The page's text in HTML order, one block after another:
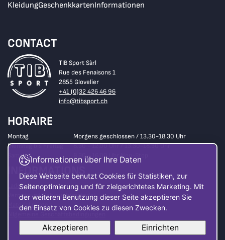
KleidungGeschenkkartenInformationen
CONTACT
TIB Sport Sàrl
Rue des Fenaisons 1
2855 Glovelier
+41 (0)32 426 46 96
info@tibsport.ch
HORAIRE
Montag
Morgens geschlossen / 13.30-18.30 Uhr
Dienstag bis Freitag
8.30 - 12.00 Uhr / 13.30-18.30 Uhr
Samstag
8.30 - 16.00 Uhr Non-Stop
INFORMATIONS
Laden
Verordnung Gebrauchtmaterial
Material mieten
Informationen über Ihre Daten
Diese Webseite benutzt Cookies für Statistiken, zur
Seitenoptimierung und für zielgerichtetes Marketing. Mit
der weiteren Benutzung dieser Seite akzeptieren Sie
den Einsatz von Cookies zu diesen Zwecken.
Akzeptieren
Einrichten